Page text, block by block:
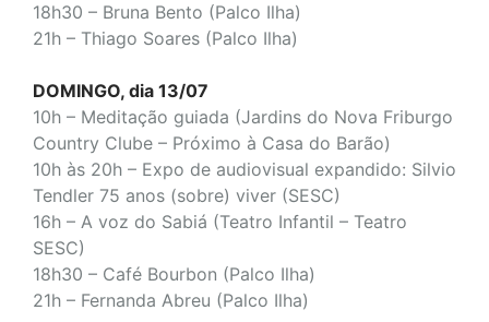
18h30 – Bruna Bento (Palco Ilha)
21h – Thiago Soares (Palco Ilha)
DOMINGO, dia 13/07
10h – Meditação guiada (Jardins do Nova Friburgo
Country Clube – Próximo à Casa do Barão)
10h às 20h – Expo de audiovisual expandido: Silvio
Tendler 75 anos (sobre) viver (SESC)
16h – A voz do Sabiá (Teatro Infantil – Teatro
SESC)
18h30 – Café Bourbon (Palco Ilha)
21h – Fernanda Abreu (Palco Ilha)